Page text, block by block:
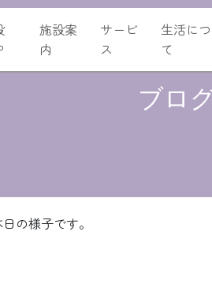
施設案
内
サービ
ス
生活に
て
ブロ
の様子です。